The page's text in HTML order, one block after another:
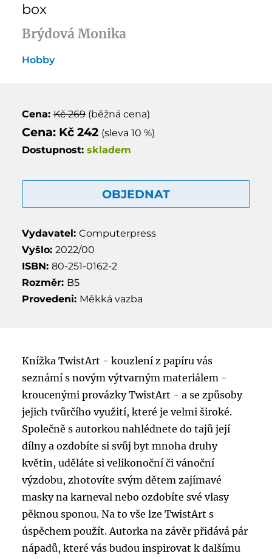
box
Brýdová Monika
Hobby
Cena:Kč 269(běžná cena)
Cena: Kč 242 (sleva 10 %)
Dostupnost: skladem
OBJEDNAT
Vydavatel: Computerpress
Vyšlo: 2022/00
ISBN: 80-251-0162-2
Rozměr: B5
Provedeni: Měkká vazba
Knížka TwistArt - kouzlení z papíru vás
seznámí s novým výtvarným materiálem -
kroucenými provázky TwistArt - a se způsoby
jejich tvůrčího využití, které je velmi široké.
Společně s autorkou nahlédnete do tajů její
dílny a ozdobíte si svůj byt mnoha druhy
květin, uděláte si velikonoční či vánoční
výzdobu, zhotovíte svým dětem zajímavé
masky na karneval nebo ozdobíte své vlasy
pěknou sponou. Na to vše lze TwistArt s
úspěchem použít. Autorka na závěr přidává pár
nápadů, které vás budou inspirovat k dalšímu